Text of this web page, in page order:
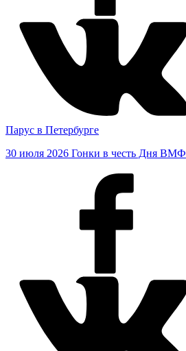
Парус в Петербурге
30 июля 2026 Гонки в честь Дня ВМФ